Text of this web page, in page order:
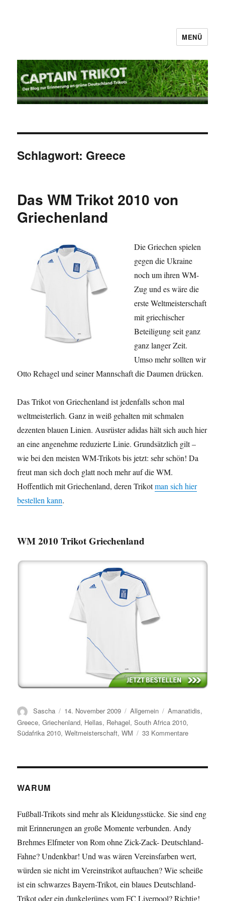
MENÜ
Schlagwort: Greece
Das WM Trikot 2010 von
Griechenland
Die Griechen spielen
gegen die Ukraine
noch um ihren WM-
Zug und es wäre die
erste Weltmeisterschaft
mit griechischer
Beteiligung seit ganz
ganz langer Zeit.
Umso mehr sollten wir
Otto Rehagel und seiner Mannschaft die Daumen drücken.
Das Trikot von Griechenland ist jedenfalls schon mal
weltmeisterlich. Ganz in weiß gehalten mit schmalen
dezenten blauen Linien. Ausrüster adidas hält sich auch hier
an eine angenehme reduzierte Linie. Grundsätzlich gilt –
wie bei den meisten WM-Trikots bis jetzt: sehr schön! Da
freut man sich doch glatt noch mehr auf die WM.
Hoffentlich mit Griechenland, deren Trikotman sich hier
bestellen kann.
WM 2010 Trikot Griechenland
Autor
Sascha
Veröffentlicht
am
14. November 2009 Kategorien
Allgemein Schlagwörter
Amanatidis,
Greece,Griechenland, Hellas, Rehagel,South Africa 2010,
Südafrika 2010,Weltmeisterschaft,WM 33 Kommentarezu
WARUM
Fußball-Trikots sind mehr als Kleidungsstücke. Sie sind eng
mit Erinnerungen an große Momente verbunden. Andy
Brehmes Elfmeter von Rom ohne Zick-Zack- Deutschland-
Fahne? Undenkbar! Und was wären Vereinsfarben wert,
würden sie nicht im Vereinstrikot auftauchen? Wie scheiße
ist ein schwarzes Bayern-Trikot, ein blaues Deutschland-
Trikot oder ein dunkelgrünes vom FC Liverpool? Richtig!